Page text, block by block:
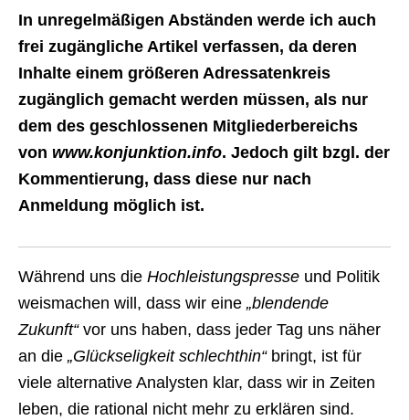
In unregelmäßigen Abständen werde ich auch
frei zugängliche Artikel verfassen, da deren
Inhalte einem größeren Adressatenkreis
zugänglich gemacht werden müssen, als nur
dem des geschlossenen Mitgliederbereichs
von www.konjunktion.info. Jedoch gilt bzgl. der
Kommentierung, dass diese nur nach
Anmeldung möglich ist.
Während uns die Hochleistungspresse und Politik
weismachen will, dass wir eine „blendende
Zukunft“vor uns haben, dass jeder Tag uns näher
an die „Glückseligkeit schlechthin“bringt, ist für
viele alternative Analysten klar, dass wir in Zeiten
leben, die rational nicht mehr zu erklären sind.